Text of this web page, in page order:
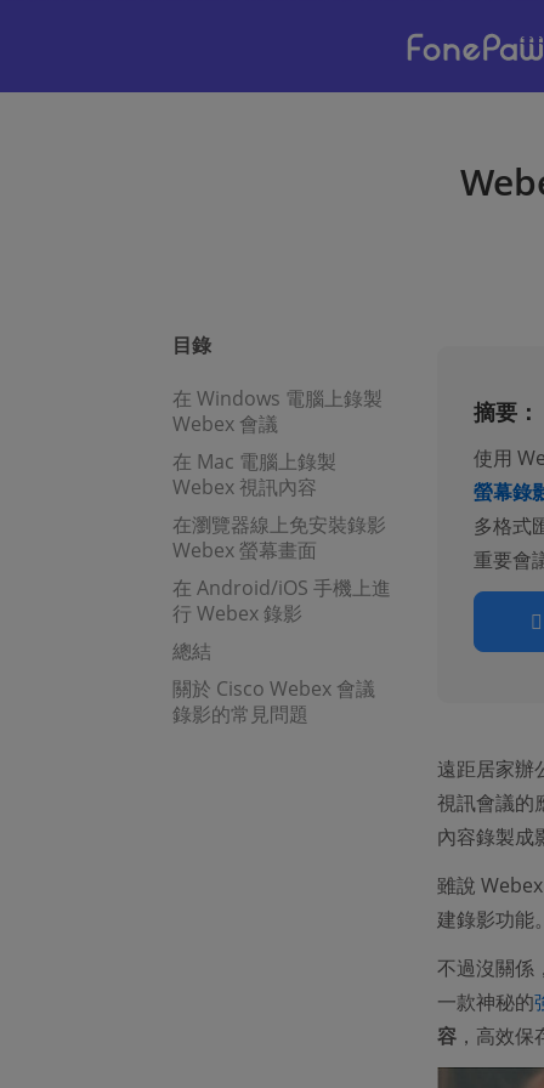
目錄
在 Windows 電腦上錄製
Webex 會議
在 Mac 電腦上錄製
Webex 視訊內容
在瀏覽器線上免安裝錄影
Webex 螢幕畫面
在 Android/iOS 手機上進
行 Webex 錄影
總結
關於 Cisco Webex 會議
錄影的常見問題
摘要：
使用
螢幕錄
多格式
重要會
遠距居家辦
視訊會議的
內容錄製成
雖說
建錄影功能
不過沒關係
一款神秘的
容，高效保